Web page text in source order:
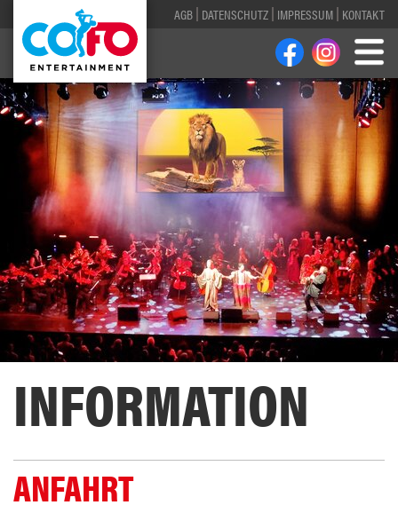
AGB DATENSCHUTZ IMPRESSUM KONTAKT
INFORMATION
ANFAHRT